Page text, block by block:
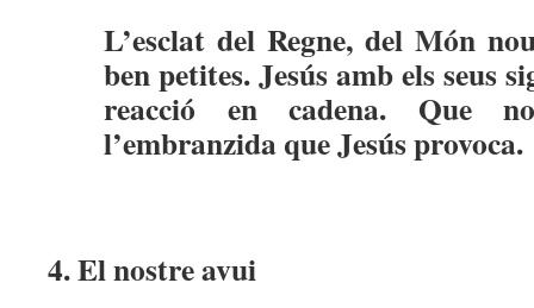
L’esclat del Regne, del Món
ben petites. Jesús amb els seus
reacció en cadena. Que
l’embranzida que Jesús provoca.
4. El nostre avui